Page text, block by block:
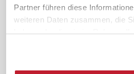
Partner führen diese
weiteren Daten zusammen, die
haben oder die sie im Rahmen
Gesetze